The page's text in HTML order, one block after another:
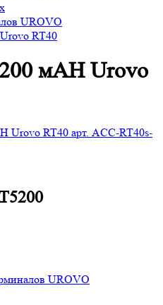
UROVO
RT40
мAH Urovo
UROVO